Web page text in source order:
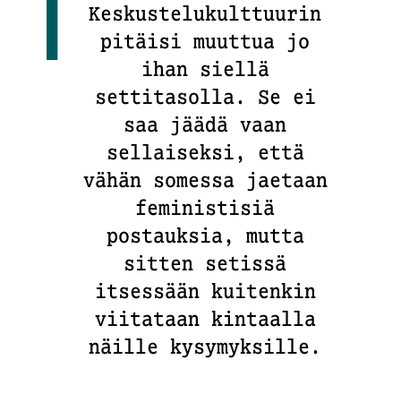
Keskustelukulttuurin
pitäisi muuttua jo
ihan siellä
settitasolla. Se ei
saa jäädä vaan
sellaiseksi, että
vähän somessa jaetaan
feministisiä
postauksia, mutta
sitten setissä
itsessään kuitenkin
viitataan kintaalla
näille kysymyksille.